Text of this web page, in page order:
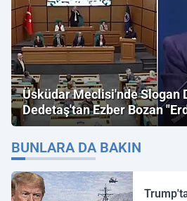
Üsküdar Meclisi'nde Slogan
Dedetaş'tan Ezber Bozan
"İmamoğlu" Çıkışı!
BUNLARA DA BAKIN